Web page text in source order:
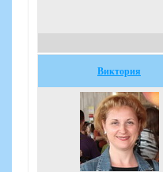
Виктория